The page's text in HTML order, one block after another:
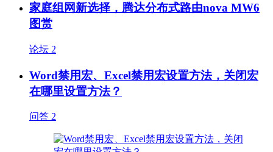
家庭组网新选择，腾达分布式路由nova MW6
图赏
论坛 2
Word禁用宏、Excel禁用宏设置方法，关闭宏
在哪里设置方法？
问答 2